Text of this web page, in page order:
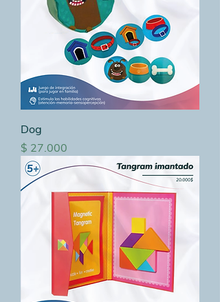
Dog
Precio
$ 27.000